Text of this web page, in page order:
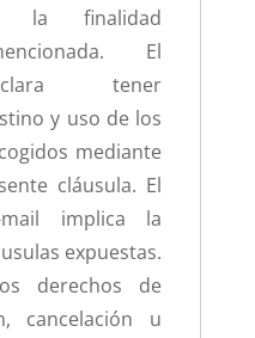
la finalidad
El
tener
y uso de los
mediante
cláusula. El
implica la
expuestas.
derechos de
cancelación u